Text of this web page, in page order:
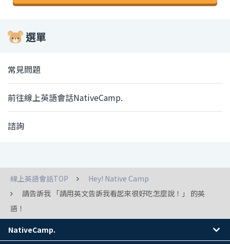
選單
常見問題
前往線上英語會話NativeCamp.
諮詢
線上英語會話TOP
Hey! Native Camp
請告訴我 「請用英文告訴我看起來很好吃怎麼說！」 的英
語！
NativeCamp.